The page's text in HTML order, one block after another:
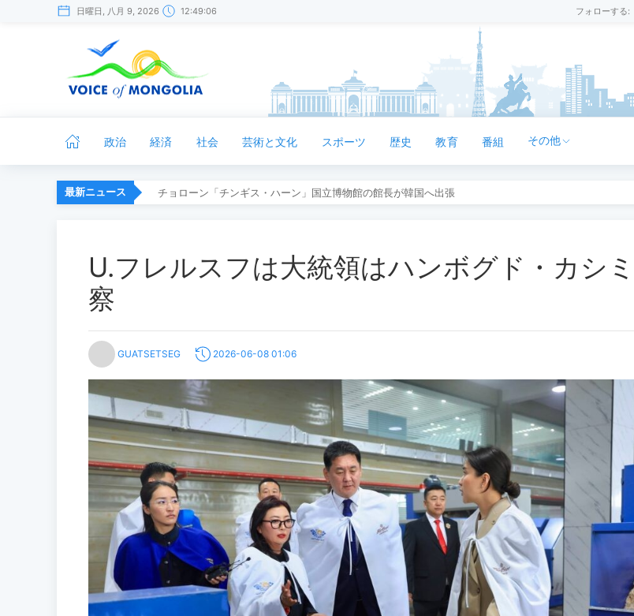
日曜日, 八月 9, 2026 12:49:07 フォローする:
政治 経済 社会 芸術と文化 スポーツ 歴史 教育 番組 その他
最新ニュース チョローン「チンギス・ハーン」国立博物館の館長が韓国へ出張
U.フレルスフは大統領はハンボグド・カシ
察
GUATSETSEG 2026-06-08 01:06